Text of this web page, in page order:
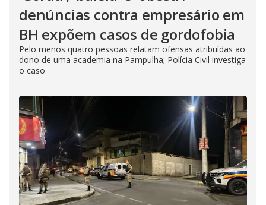
denúncias contra empresário em
BH expõem casos de gordofobia
Pelo menos quatro pessoas relatam ofensas atribuídas ao
dono de uma academia na Pampulha; Polícia Civil investiga
o caso